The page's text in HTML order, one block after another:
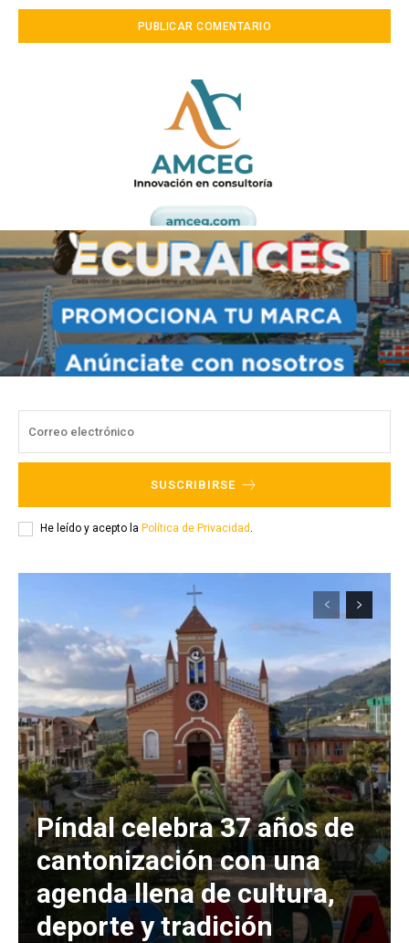
SUSCRIBIRSE
He leído y acepto la Política de Privacidad .
Píndal celebra 37 años de
cantonización con una
agenda llena de cultura,
deporte y tradición